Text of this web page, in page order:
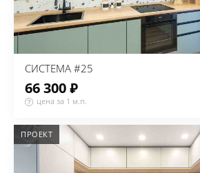
СИСТЕМА #25
66 300 ₽
цена за 1 м.п.
ПРОЕКТ